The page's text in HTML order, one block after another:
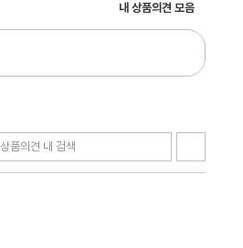
내 상품의견 모음